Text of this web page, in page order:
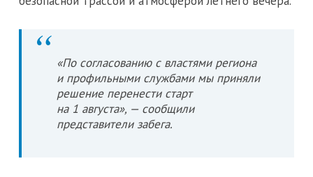
«По согласованию с властями региона
и профильными службами мы приняли
решение перенести старт
на 1 августа», — сообщили
представители забега.